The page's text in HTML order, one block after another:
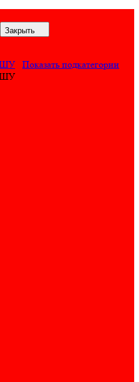
Закрыть
Показать подкатегории